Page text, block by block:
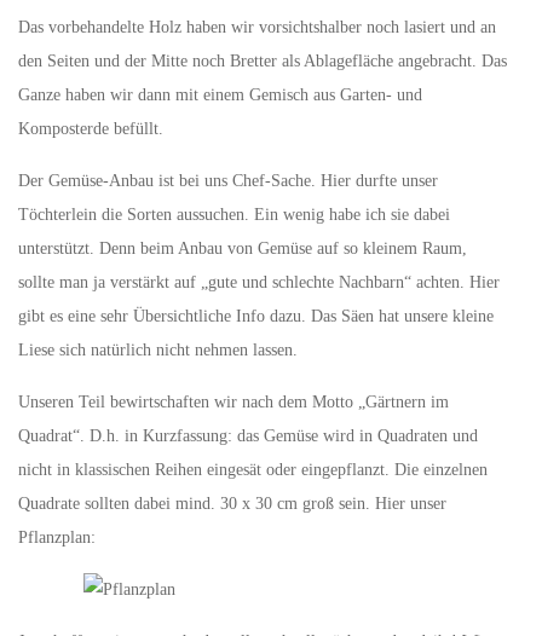
Das vorbehandelte Holz haben wir vorsichtshalber noch lasiert und an
den Seiten und der Mitte noch Bretter als Ablagefläche angebracht. Das
Ganze haben wir dann mit einem Gemisch aus Garten- und
Komposterde befüllt.
Der Gemüse-Anbau ist bei uns Chef-Sache. Hier durfte unser
Töchterlein die Sorten aussuchen. Ein wenig habe ich sie dabei
unterstützt. Denn beim Anbau von Gemüse auf so kleinem Raum,
sollte man ja verstärkt auf „gute und schlechte Nachbarn“ achten. Hier
gibt es eine sehr Übersichtliche Info dazu. Das Säen hat unsere kleine
Liese sich natürlich nicht nehmen lassen.
Unseren Teil bewirtschaften wir nach dem Motto „Gärtnern im
Quadrat“. D.h. in Kurzfassung: das Gemüse wird in Quadraten und
nicht in klassischen Reihen eingesät oder eingepflanzt. Die einzelnen
Quadrate sollten dabei mind. 30 x 30 cm groß sein. Hier unser
Pflanzplan: